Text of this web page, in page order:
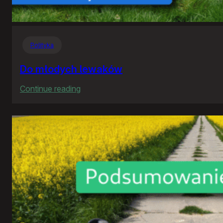
Polityka
Do młodych lewaków
Continue reading
młodych
lewaków